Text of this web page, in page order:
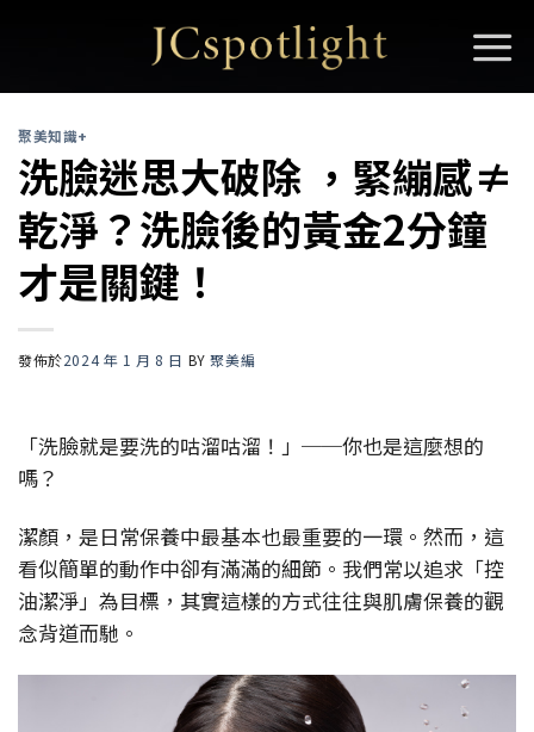
聚美知識+
洗臉迷思大破除 ，緊繃感≠
乾淨？洗臉後的黃金2分鐘
才是關鍵！
發佈於2024 年 1 月 8 日 BY聚美編
「洗臉就是要洗的咕溜咕溜！」──你也是這麼想的
嗎？
潔顏，是日常保養中最基本也最重要的一環。然而，這
看似簡單的動作中卻有滿滿的細節。我們常以追求「控
油潔淨」為目標，其實這樣的方式往往與肌膚保養的觀
念背道而馳。